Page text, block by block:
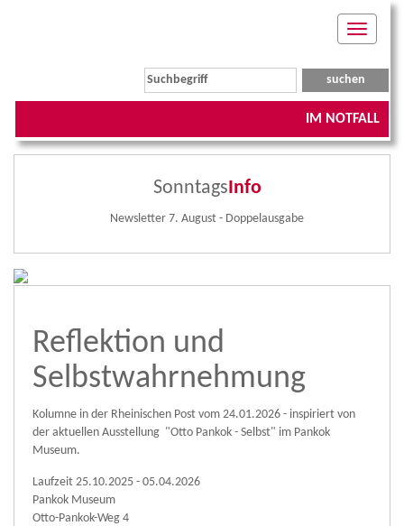
Toggle
IM NOTFALL
SonntagsInfo
Newsletter 7. August - Doppelausgabe
Reflektion und
Selbstwahrnehmung
Kolumne in der Rheinischen Post vom 24.01.2026 - inspiriert von
der aktuellen Ausstellung "Otto Pankok - Selbst" im Pankok
Museum.
Laufzeit 25.10.2025 - 05.04.2026
Pankok Museum
Otto-Pankok-Weg 4